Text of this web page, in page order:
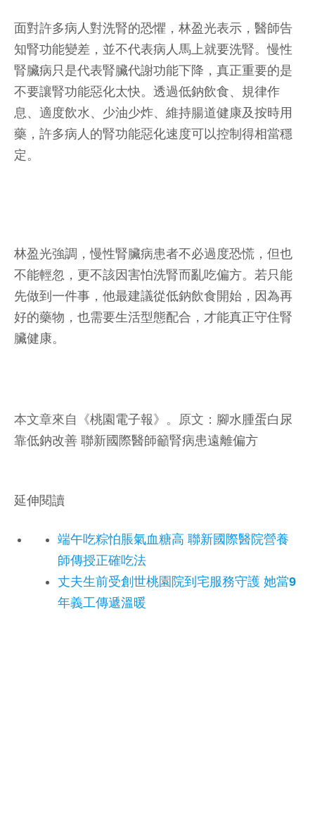
面對許多病人對洗腎的恐懼，林盈光表示，醫師告
知腎功能變差，並不代表病人馬上就要洗腎。慢性
腎臟病只是代表腎臟代謝功能下降，真正重要的是
不要讓腎功能惡化太快。透過低鈉飲食、規律作
息、適度飲水、少油少炸、維持腸道健康及按時用
藥，許多病人的腎功能惡化速度可以控制得相當穩
定。
林盈光強調，慢性腎臟病患者不必過度恐慌，但也
不能輕忽，更不該因害怕洗腎而亂吃偏方。若只能
先做到一件事，他最建議從低鈉飲食開始，因為再
好的藥物，也需要生活型態配合，才能真正守住腎
臟健康。
本文章來自《桃園電子報》。原文： 腳水腫蛋白尿
靠低鈉改善 聯新國際醫師籲腎病患遠離偏方
延伸閱讀
端午吃粽怕脹氣血糖高 聯新國際醫院營養
師傳授正確吃法
丈夫生前受創世桃園院到宅服務守護 她當9
年義工傳遞溫暖